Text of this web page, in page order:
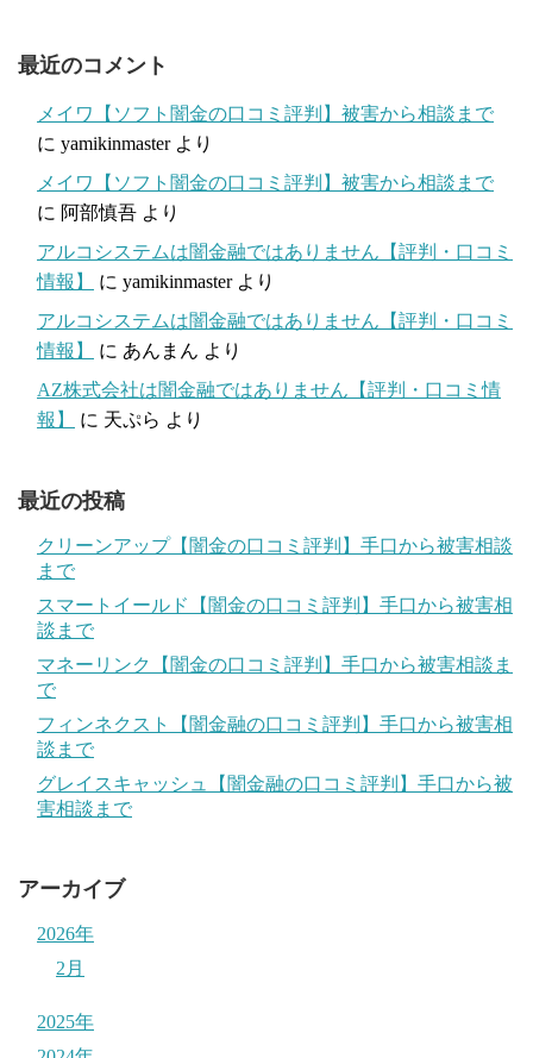
最近のコメント
メイワ【ソフト闇金の口コミ評判】被害から相談まで
に yamikinmasterより
メイワ【ソフト闇金の口コミ評判】被害から相談まで
に 阿部慎吾 より
アルコシステムは闇金融ではありません【評判・口コミ
情報】
に yamikinmasterより
アルコシステムは闇金融ではありません【評判・口コミ
情報】
に あんまん より
AZ株式会社は闇金融ではありません【評判・口コミ情
報】
に 天ぷら より
最近の投稿
クリーンアップ【闇金の口コミ評判】手口から被害相談
まで
スマートイールド【闇金の口コミ評判】手口から被害相
談まで
マネーリンク【闇金の口コミ評判】手口から被害相談ま
で
フィンネクスト【闇金融の口コミ評判】手口から被害相
談まで
グレイスキャッシュ【闇金融の口コミ評判】手口から被
害相談まで
アーカイブ
2026年
2月
2025年